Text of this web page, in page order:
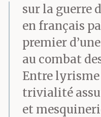
sur la guerre
en français
premier
au combat
Entre lyrisme
trivialité
et